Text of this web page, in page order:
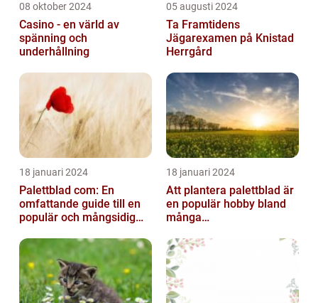
08 oktober 2024
Casino - en värld av
spänning och
underhållning
05 augusti 2024
Ta Framtidens
Jägarexamen på Knistad
Herrgård
18 januari 2024
Palettblad com: En
omfattande guide till en
populär och mångsidig
18 januari 2024
Att plantera palettblad är
en populär hobby bland
många
kan bidra till att ...